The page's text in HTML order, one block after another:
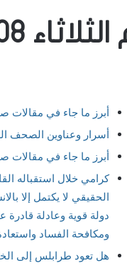
08-08-2023
أبرز ما جاء في مقالات
أسرار وعناوين الصحف
أبرز ما جاء في مقالات
كرامي خلال استقباله
الحقيقي لا يكتمل إلا
دولة قوية وعادلة
ومكافحة الفساد
هل تعود طرابلس إلى